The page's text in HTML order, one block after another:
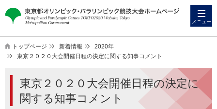
ス
メニュー
トップページ 新着情報
2020年
東京２０２０大会開催日程の決定に関する知事コメント
ら
東京２０２０大会開催日程の決定に
関する知事コメント